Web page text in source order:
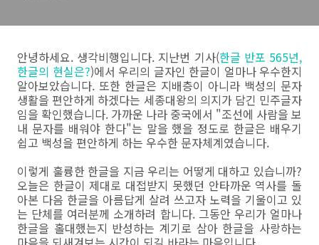
안녕하세요. 생각비행입니다. 지난번 기사(한글 반포 565년,
한글의 현실은?)에서 우리의 글자인 한글이 얼마나 우수한지
알아보았습니다. 또한 한글은 지배층이 아니라 백성의 문자
생활을 편안하게 하겠다는 세종대왕의 의지가 담긴 민주글자
임을 확인했습니다. 가까운 나라 중국에서 "조선에 사람을 보
내 문자를 배워야 한다"는 말을 했을 정도로 한글은 배우기
쉽고 백성을 편안하게 하는 우수한 문자체계였습니다.
이렇게 훌륭한 한글을 지금 우리는 어떻게 대하고 있습니까?
오늘은 한글이 제대로 대접받지 못했던 안타까운 역사를 돌
아본 다음 한글을 아름답게 살려 쓰고자 노력을 기울이고 있
는 단체를 여러분께 소개하려 합니다. 그동안 우리가 얼마나
한글을 홀대했는지 반성하는 계기로 삼아 한글을 사랑하는